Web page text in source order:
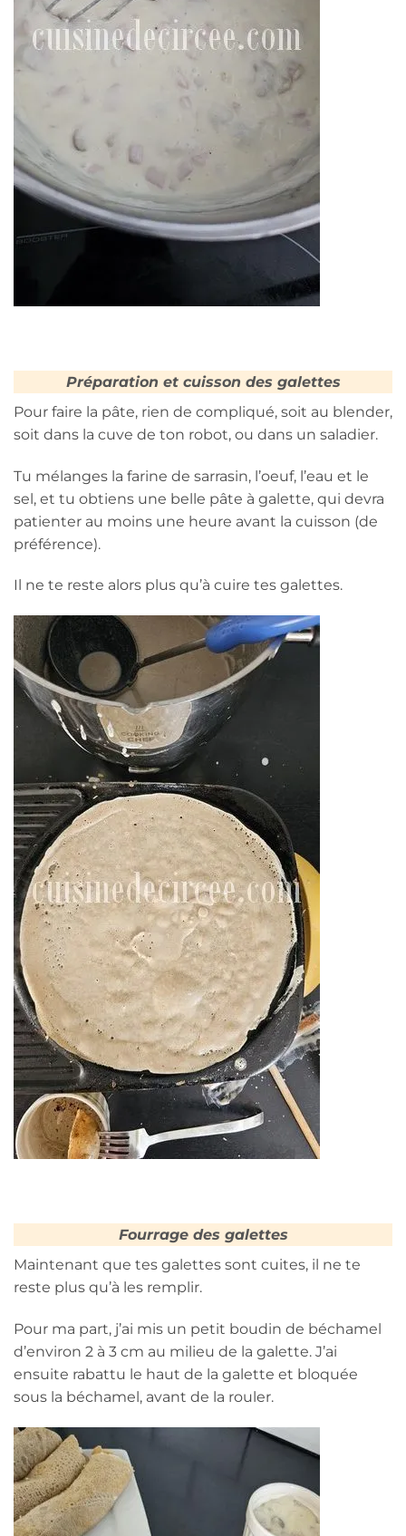
Préparation et cuisson des galettes
Pour faire la pâte, rien de compliqué, soit au blender,
soit dans la cuve de ton robot, ou dans un saladier.
Tu mélanges la farine de sarrasin, l’oeuf, l’eau et le
sel, et tu obtiens une belle pâte à galette, qui devra
patienter au moins une heure avant la cuisson (de
préférence).
Il ne te reste alors plus qu’à cuire tes galettes.
Fourrage des galettes
Maintenant que tes galettes sont cuites, il ne te
reste plus qu’à les remplir.
Pour ma part, j’ai mis un petit boudin de béchamel
d’environ 2 à 3 cm au milieu de la galette. J’ai
ensuite rabattu le haut de la galette et bloquée
sous la béchamel, avant de la rouler.